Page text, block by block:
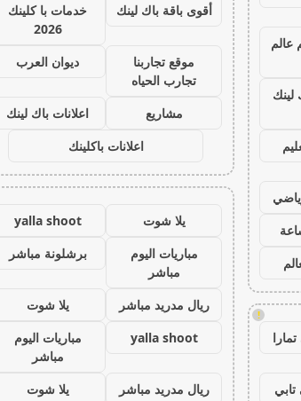
عالم
لينك
!
أقوى باقة باك لينك
خدمات با كلينك
2026
موقع تجاربنا
تجارب الحياه
ديوان العرب
مشاريع
اعلانات باك لينك
اعلانات باكلينك
يلا شوت
yalla shoot
مباريات اليوم
مباشر
برشلونة مباشر
ريال مدريد مباشر
يلا شوت
yalla shoot
مباريات اليوم
مباشر
ريال مدريد مباشر
يلا شوت